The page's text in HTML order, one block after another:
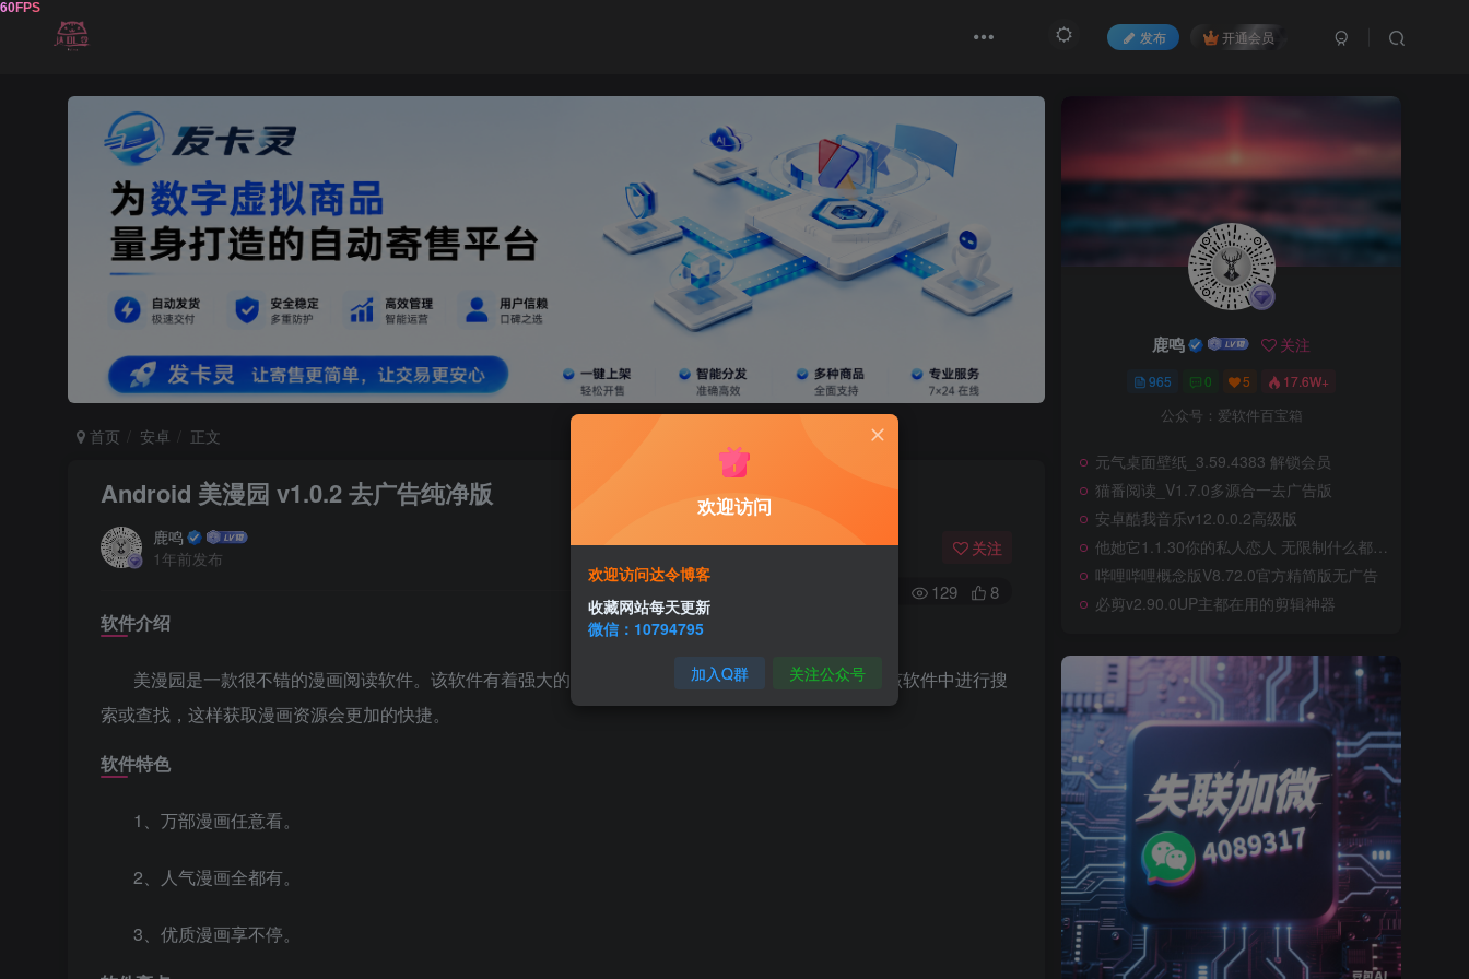
发布 开通会员
首页 安卓 正文
Android 美漫园 v1.0.2 去广告纯净版
鹿鸣
1年前发布
关注
129 8
软件介绍
美漫园是一款很不错的漫画阅读软件。该软件有着强大的漫画聚合能力，你想看什么漫画都可以在该软件中进行搜
索或查找，这样获取漫画资源会更加的快捷。
软件特色
1、万部漫画任意看。
2、人气漫画全都有。
3、优质漫画享不停。
鹿鸣 关注
965 0 5 17.6W+
公众号：爱软件百宝箱
元气桌面壁纸_3.59.4383 解锁会员
猫番阅读_V1.7.0多源合一去广告版
安卓酷我音乐v12.0.0.2高级版
他她它1.1.30你的私人恋人 无限制什么都可以聊
哔哩哔哩概念版V8.72.0官方精简版无广告
必剪v2.90.0UP主都在用的剪辑神器
欢迎访问
欢迎访问达令博客
收藏网站每天更新
微信：10794795
加入Q群 关注公众号